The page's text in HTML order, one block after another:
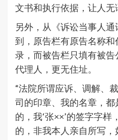
文书和执行依据，让人无
另外，从《诉讼当事人
到，原告栏有原告名称
录，而被告栏只填有被
代理人，更无住址。
“法院所谓应诉、调解、
司的印章、我的名章，
的，我‘张××’的签字字
的，非我本人亲自所写